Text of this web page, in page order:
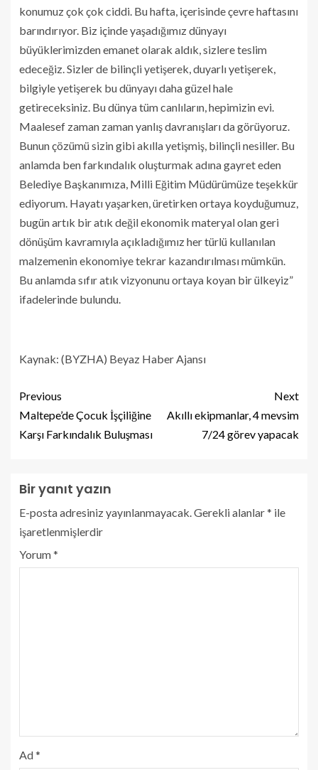
konumuz çok çok ciddi. Bu hafta, içerisinde çevre haftasını
barındırıyor. Biz içinde yaşadığımız dünyayı
büyüklerimizden emanet olarak aldık, sizlere teslim
edeceğiz. Sizler de bilinçli yetişerek, duyarlı yetişerek,
bilgiyle yetişerek bu dünyayı daha güzel hale
getireceksiniz. Bu dünya tüm canlıların, hepimizin evi.
Maalesef zaman zaman yanlış davranışları da görüyoruz.
Bunun çözümü sizin gibi akılla yetişmiş, bilinçli nesiller. Bu
anlamda ben farkındalık oluşturmak adına gayret eden
Belediye Başkanımıza, Milli Eğitim Müdürümüze teşekkür
ediyorum. Hayatı yaşarken, üretirken ortaya koyduğumuz,
bugün artık bir atık değil ekonomik materyal olan geri
dönüşüm kavramıyla açıkladığımız her türlü kullanılan
malzemenin ekonomiye tekrar kazandırılması mümkün.
Bu anlamda sıfır atık vizyonunu ortaya koyan bir ülkeyiz”
ifadelerinde bulundu.
Kaynak: (BYZHA) Beyaz Haber Ajansı
Previous
Maltepe’de Çocuk İşçiliğine
Karşı Farkındalık Buluşması
Next
Akıllı ekipmanlar, 4 mevsim
7/24 görev yapacak
Bir yanıt yazın
E-posta adresiniz yayınlanmayacak. Gerekli alanlar* ile
işaretlenmişlerdir
Yorum*
Ad*